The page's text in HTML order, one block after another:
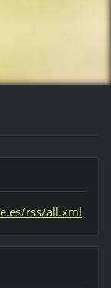
rss/all.xml